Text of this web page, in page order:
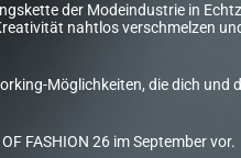
der Modeindustrie in
nahtlos verschmelzen
Möglichkeiten, die dich und
FASHION 26 im September vor.